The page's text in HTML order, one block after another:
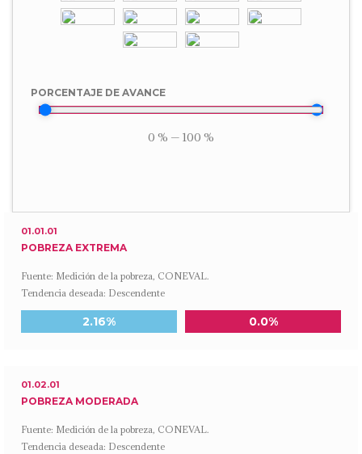
PORCENTAJE DE AVANCE
0 % — 100 %
01.01.01
POBREZA EXTREMA
Fuente: Medición de la pobreza, CONEVAL.
Tendencia deseada: Descendente
2.16% Meta a 2030
0.0%
01.02.01
POBREZA MODERADA
Fuente: Medición de la pobreza, CONEVAL.
Tendencia deseada: Descendente